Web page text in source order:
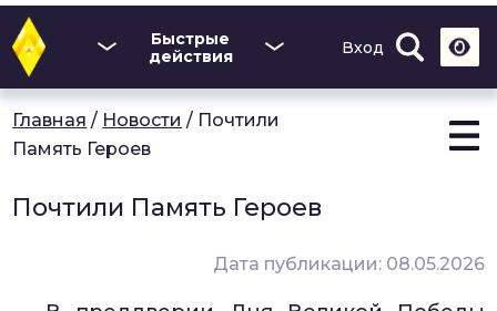
Перейти
основному
содержанию
Быстрые
действия
Вход
Главная / Новости / Почтили
Память Героев
Почтили Память Героев
Дата публикации: 08.05.2026